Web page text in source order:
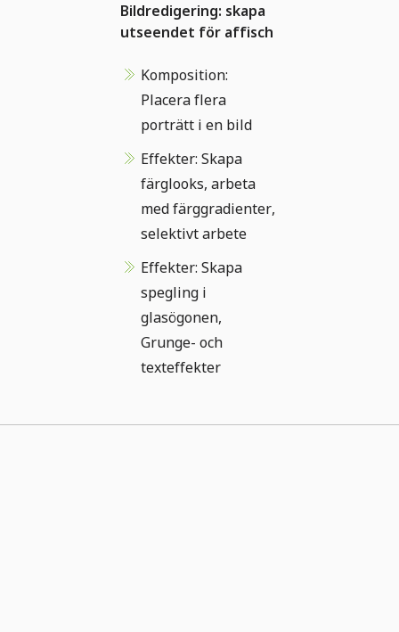
Bildredigering: skapa
utseendet för affisch
Komposition:
Placera flera
porträtt i en bild
Effekter: Skapa
färglooks, arbeta
med färggradienter,
selektivt arbete
Effekter: Skapa
spegling i
glasögonen,
Grunge- och
texteffekter